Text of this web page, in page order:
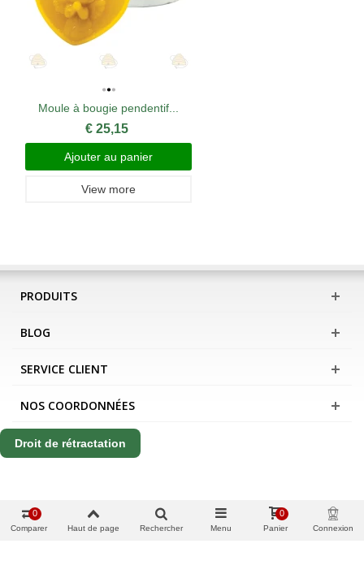
Moule à bougie pendentif...
€ 25,15
Ajouter au panier
View more
PRODUITS
BLOG
SERVICE CLIENT
NOS COORDONNÉES
Droit de rétractation
Comparer
0
Haut de page Rechercher Menu Panier
0
Connexion